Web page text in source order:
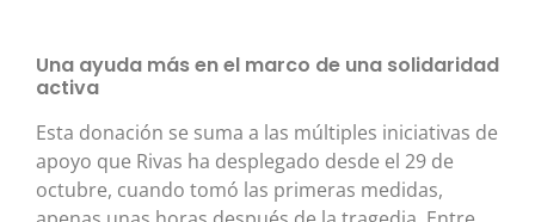
Una ayuda más en el marco de una solidaridad
activa
Esta donación se suma a las múltiples iniciativas de
apoyo que Rivas ha desplegado desde el 29 de
octubre, cuando tomó las primeras medidas,